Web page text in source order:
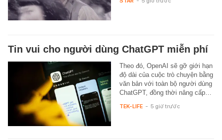
Tin vui cho người dùng ChatGPT miễn phí
Theo đó, OpenAI sẽ gỡ giới hạn
độ dài của cuộc trò chuyện bằng
văn bản với toàn bộ người dùng
ChatGPT, đồng thời nâng cấp…
TEK-LIFE - 5 giờ trước